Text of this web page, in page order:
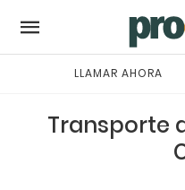
LLAMAR AHORA
Transporte